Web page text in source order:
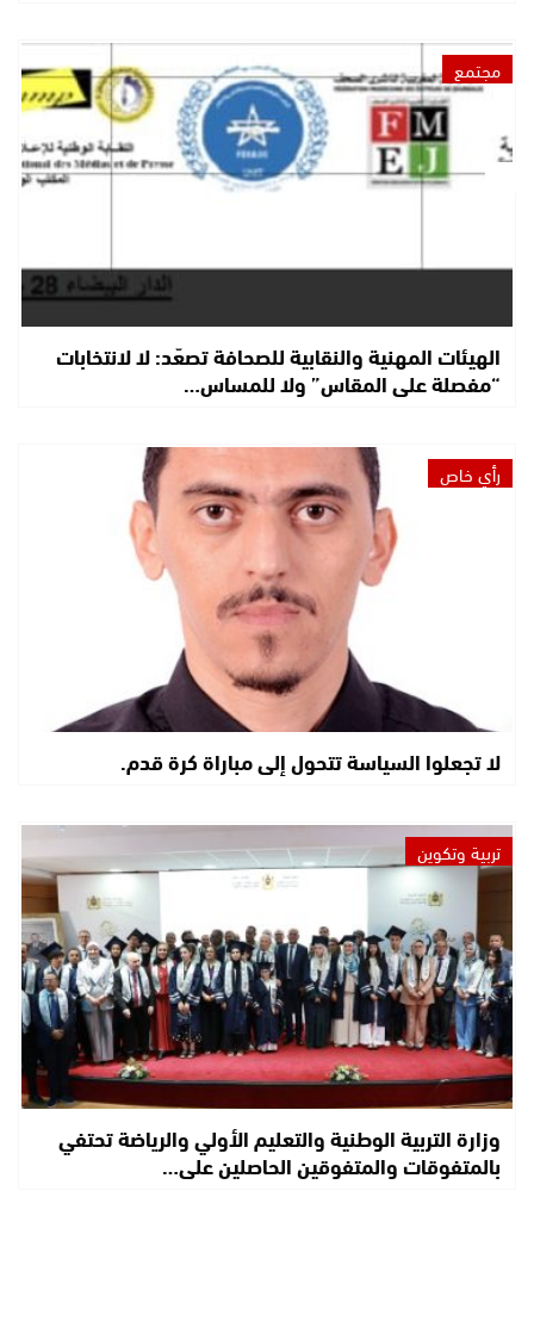
مجتمع
الهيئات المهنية والنقابية للصحافة تصعّد: لا لانتخابات
“مفصلة على المقاس” ولا للمساس…
رأي خاص
لا تجعلوا السياسة تتحول إلى مباراة كرة قدم.
تربية وتكوين
وزارة التربية الوطنية والتعليم الأولي والرياضة تحتفي
بالمتفوقات والمتفوقين الحاصلين على…